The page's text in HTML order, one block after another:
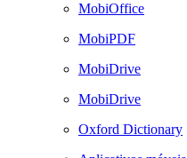
MobiOffice
MobiPDF
MobiDrive
MobiDrive
Oxford Dictionary